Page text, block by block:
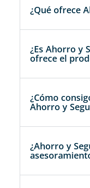
¿Qué ofrece
¿Es Ahorro y
ofrece el
¿Cómo
Ahorro y
¿Ahorro y